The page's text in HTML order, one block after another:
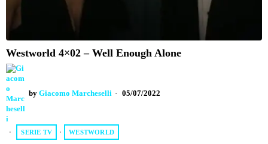
Westworld 4×02 – Well Enough Alone
by Giacomo Marcheselli 05/07/2022
SERIE TV · WESTWORLD